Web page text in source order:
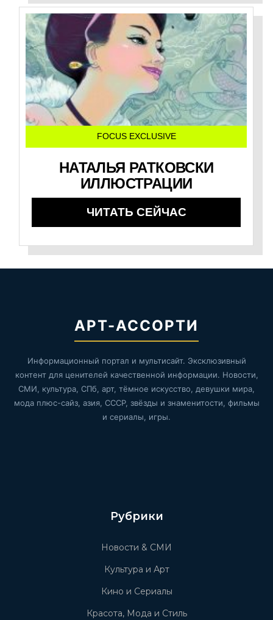
FOCUS EXCLUSIVE
НАТАЛЬЯ РАТКОВСКИ
ИЛЛЮСТРАЦИИ
ЧИТАТЬ СЕЙЧАС
АРТ-АССОРТИ
Информационный портал и мультисайт. Эксклюзивный
контент для ценителей качественной информации. Новости,
СМИ, культура, СПб, арт, тёмное искусство, девушки мира,
мода плюс-сайз, азия, СССР, звёзды и знаменитости, фильмы
и сериалы, игры.
Рубрики
Новости & СМИ
Культура и Арт
Кино и Сериалы
Красота, Мода и Стиль